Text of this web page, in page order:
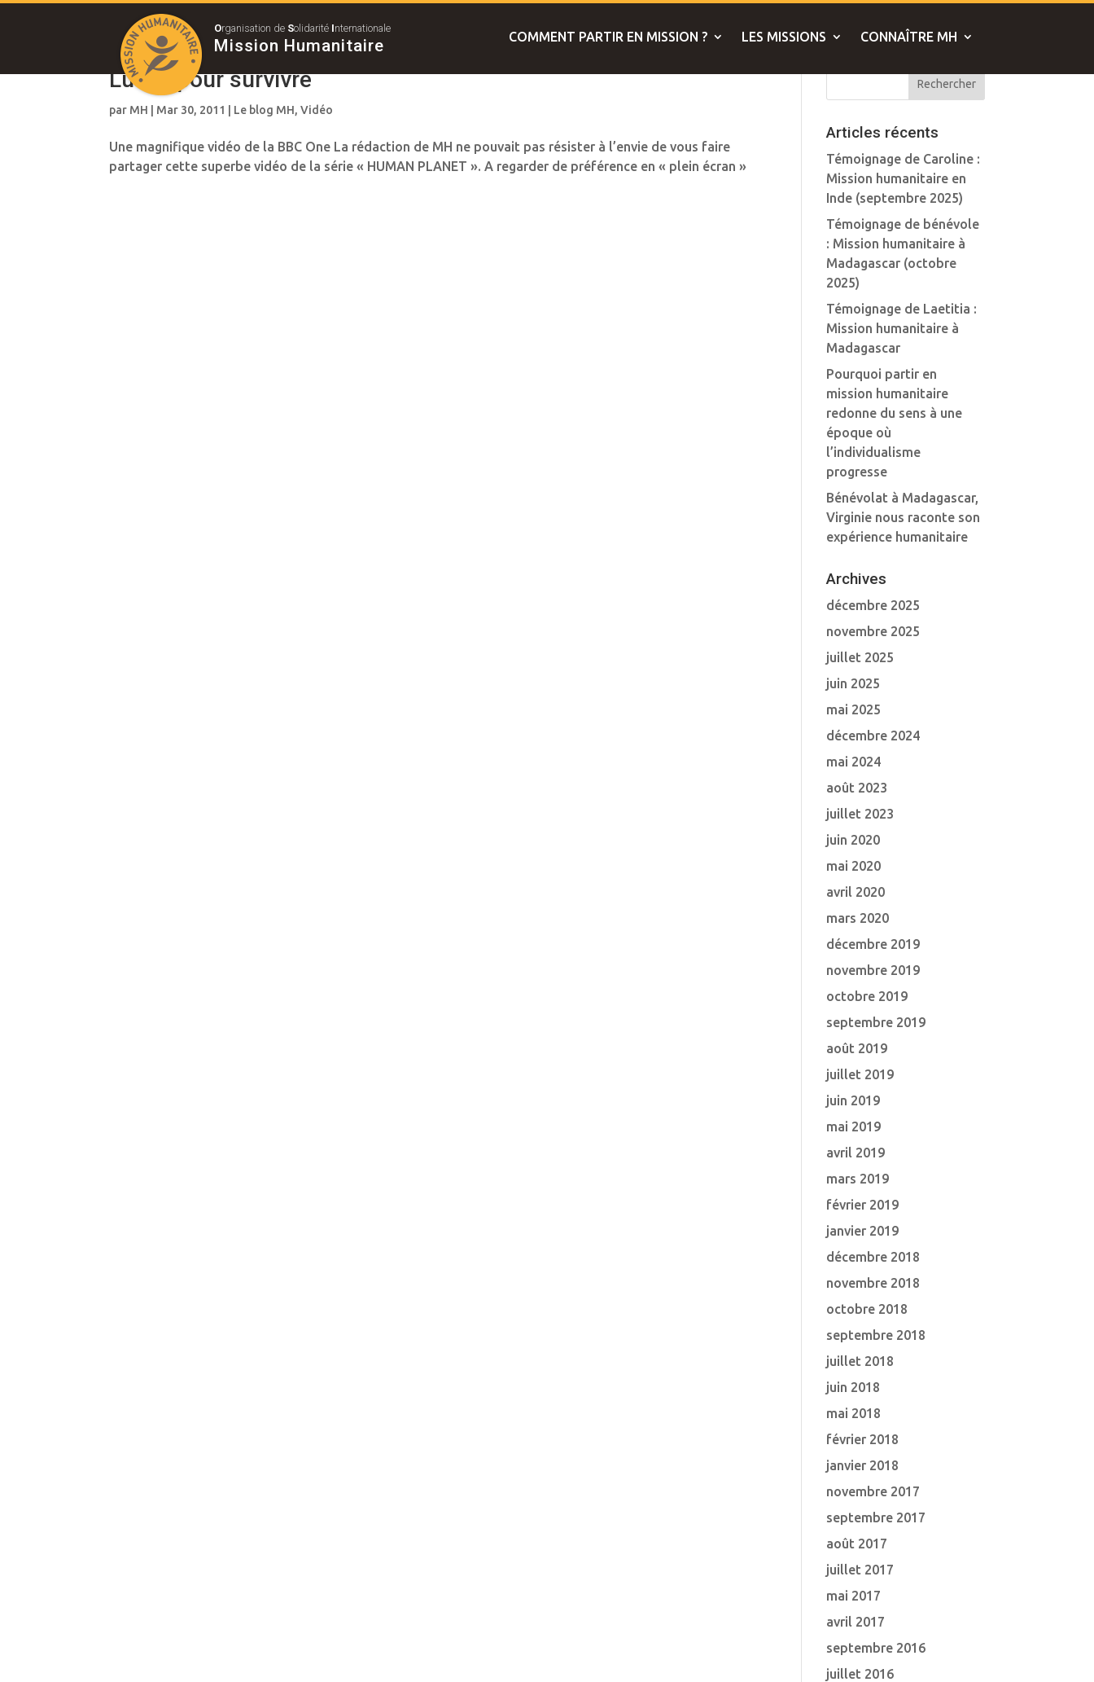
Organisation de Solidarité Internationale
Mission Humanitaire COMMENT PARTIR EN MISSION ? LES MISSIONS CONNAÎTRE MH
Lutter pour survivre
par MH Mar 30, 2011 Le blog MH,Vidéo
Une magnifique vidéo de la BBC One La rédaction de MH ne pouvait pas résister à l’envie de vous faire
partager cette superbe vidéo de la série « HUMAN PLANET ». A regarder de préférence en « plein écran »
Articles récents
Témoignage de Caroline :
Mission humanitaire en
Inde (septembre 2025)
Témoignage de bénévole
: Mission humanitaire à
Madagascar (octobre
2025)
Témoignage de Laetitia :
Mission humanitaire à
Madagascar
Pourquoi partir en
mission humanitaire
redonne du sens à une
époque où
l’individualisme
progresse
Bénévolat à Madagascar,
Virginie nous raconte son
expérience humanitaire
Archives
décembre 2025
novembre 2025
juillet 2025
juin 2025
mai 2025
décembre 2024
mai 2024
août 2023
juillet 2023
juin 2020
mai 2020
avril 2020
mars 2020
décembre 2019
novembre 2019
octobre 2019
septembre 2019
août 2019
juillet 2019
juin 2019
mai 2019
avril 2019
mars 2019
février 2019
janvier 2019
décembre 2018
novembre 2018
octobre 2018
septembre 2018
juillet 2018
juin 2018
mai 2018
février 2018
janvier 2018
novembre 2017
septembre 2017
août 2017
juillet 2017
mai 2017
avril 2017
septembre 2016
juillet 2016